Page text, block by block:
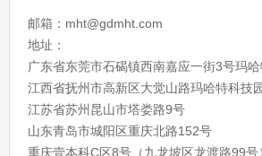
邮箱：mht@gdmht.com
地址：
广东省东莞市石碣镇西南嘉应一街3号玛
江西省抚州市高新区大觉山路玛哈特科技
江苏省苏州昆山市塔娄路9号
山东青岛市城阳区重庆北路152号
重庆壹本科C区8号（九龙坡区龙渡路99号